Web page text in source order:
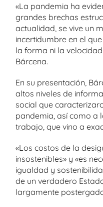
«La pandemia ha
grandes brechas
actualidad, se vive un
incertidumbre en el
la forma ni la
Bárcena.
En su presentación,
altos niveles de
social que
pandemia, así como a
trabajo, que vino a
«Los costos de la
insostenibles» y «es
igualdad y
de un verdadero
largamente